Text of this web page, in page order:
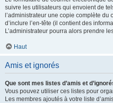
suivre les utilisateurs qui envoient de
l’administrateur une copie complète du
d’inclure l’en-tête (il contient des
L’administrateur pourra alors prendre
Haut
Amis et ignorés
Que sont mes listes d’amis et
Vous pouvez utiliser ces listes pour
Les membres ajoutés à votre liste